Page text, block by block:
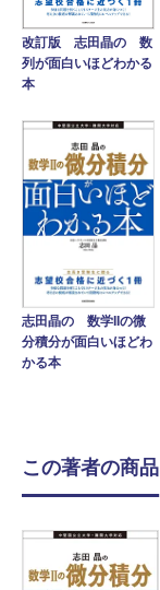
改訂版 志田晶の 数
列が面白いほどわかる
本
志田晶の 数学IIの微
分積分が面白いほどわ
かる本
この著者の商品